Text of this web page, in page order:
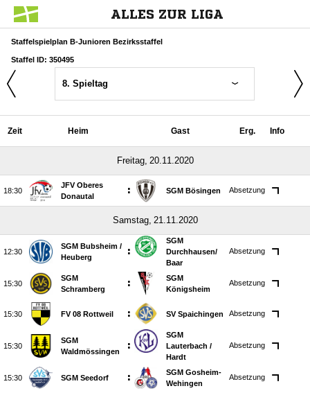
ALLES ZUR LIGA
Staffelspielplan B-Junioren Bezirksstaffel
Staffel ID: 350495
8. Spieltag
Zeit Heim Gast Erg. Info
 

JFV Oberes
Donautal
: SGM Bösingen Absetzung
 

SGM Bubsheim /​
Heuberg
:
SGM
Durchhausen/​
Baar
Absetzung

SGM
Schramberg
:
SGM
Königsheim
Absetzung
 FV 08 Rottweil : SV Spaichingen Absetzung

SGM
Waldmössingen
:
SGM
Lauterbach /​
Hardt
Absetzung
 SGM Seedorf :
SGM Gosheim-
Wehingen
Absetzung